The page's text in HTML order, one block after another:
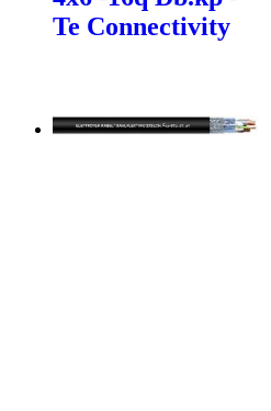
Te Connectivity